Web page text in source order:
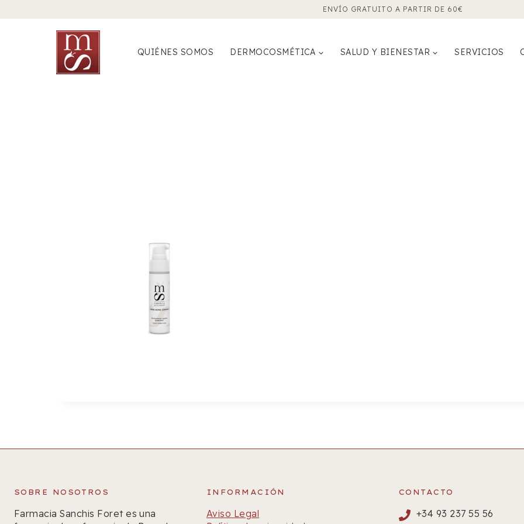
ENVÍO GRATUITO A PARTIR DE 60€
QUIÉNES SOMOS DERMOCOSMÉTICA SALUD Y BIENESTAR SERVICIOS
SOBRE NOSOTROS
Farmacia Sanchis Foret es una
INFORMACIÓN
Aviso Legal
CONTACTO
+34 93 237 55 56